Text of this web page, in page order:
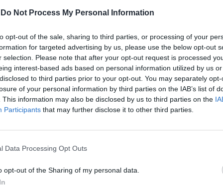
Do Not Process My Personal Information
opt-out of the sale, sharing to third parties, or processing of your
for targeted advertising by us, please use the below opt-out
selection. Please note that after your opt-out request is processed
interest-based ads based on personal information utilized by us
to third parties prior to your opt-out. You may separately
of your personal information by third parties on the IAB’s list of
This information may also be disclosed by us to third parties on the
Participants that may further disclose it to other third parties.
Data Processing Opt Outs
opt-out of the Sharing of my personal data.
Sarti nasce dall'acquisto di un
Bogdan, reduce da un'archiviazione dopo
lo aveva denunciato per appropriazione
euro. Le telecamere furono
ma con i soldi della Sarti che, a
versare sul conto del Microcredito
e, invece, sono rimasti “incagliati” nel
corrente. «Ho usato la mia carta
un sistema di videosorveglianza a
Bogdan all'inviato Filippo Roma.
dalle dimensioni di una moneta di due
in tutte le stanze, compresa quella
Trump, Meloni e la strategia